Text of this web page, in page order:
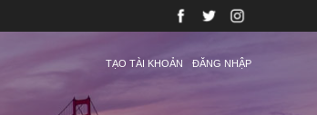
ĐĂNG NHẬP
TẠO TÀI KHOẢN